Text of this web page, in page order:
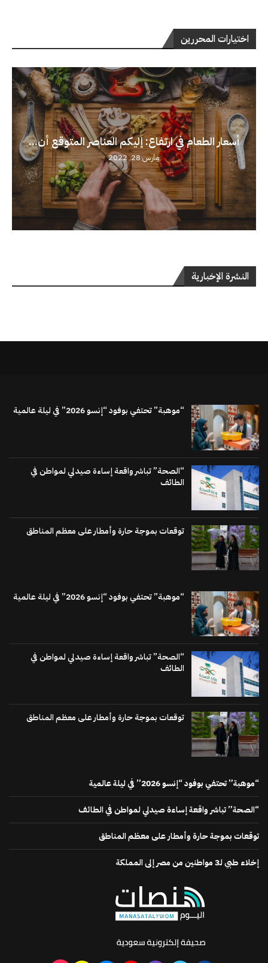
اختيارات المحررين
أسعار الطعام في ارتفاع: إليكم العناصر المتوقع أن...
مارس 28, 2022
النشرة الإخبارية
“موهبة” تحتفي بوفود “إنسو 2026” في ليلة عالمية
“الصحة” تباشر واقعة إساءة صيدلي لمواطن في
الطائف
توقعات بموجة حارة وأمطار على معظم المناطق
“موهبة” تحتفي بوفود “إنسو 2026” في ليلة عالمية
“الصحة” تباشر واقعة إساءة صيدلي لمواطن في
الطائف
توقعات بموجة حارة وأمطار على معظم المناطق
“موهبة” تحتفي بوفود “إنسو 2026” في ليلة عالمية
“الصحة” تباشر واقعة إساءة صيدلي لمواطن في الطائف
توقعات بموجة حارة وأمطار على معظم المناطق
إخلاء طبي لـ3 مواطنين من مصر إلى المملكة